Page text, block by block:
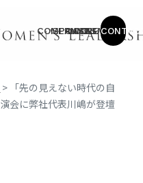
COMPANY
SERVICE
CASES
COLUMN
NEWS
> 「先の見えない時代の自
会に弊社代表川嶋が登壇